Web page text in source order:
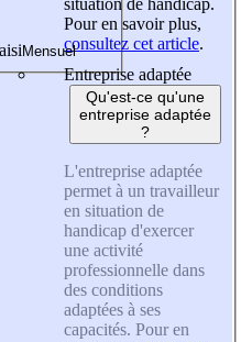
Pour en savoir plus,
consultez cet article.
Entreprise adaptée
Qu'est-ce qu'une
entreprise adaptée
?
L'entreprise adaptée
permet à un travailleur
en situation de
handicap d'exercer
une activité
professionnelle dans
des conditions
adaptées à ses
capacités. Pour en